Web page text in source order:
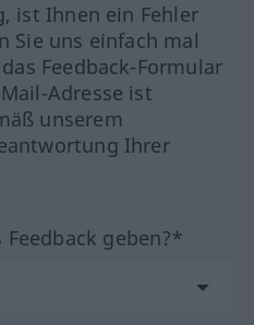
ist Ihnen ein Fehler
Sie uns einfach mal
Feedback-Formular
Adresse ist
unserem
Ihrer
geben?*